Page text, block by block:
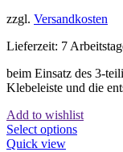
zzgl. Versandkosten
Lieferzeit: 7
beim Einsatz des 3-
Klebeleiste und die
Add to wishlist
Select options
Quick view